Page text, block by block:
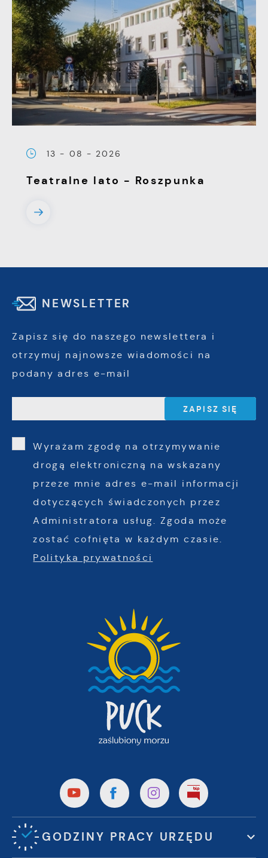
13 - 08 - 2026
Teatralne lato - Roszpunka
NEWSLETTER
Zapisz się do naszego newslettera i
otrzymuj najnowsze wiadomości na
podany adres e-mail
Wyrażam zgodę na otrzymywanie
drogą elektroniczną na wskazany
przeze mnie adres e-mail informacji
dotyczących świadczonych przez
Administratora usług. Zgoda może
zostać cofnięta w każdym czasie.
Polityka prywatności
GODZINY PRACY URZĘDU